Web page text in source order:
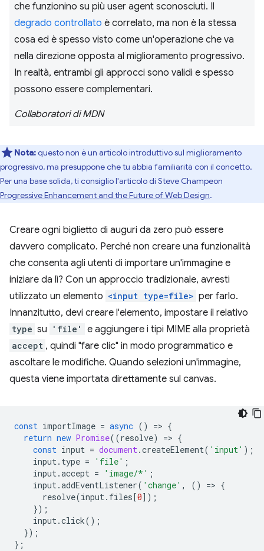
che funzionino su più user agent sconosciuti. Il
degrado controllato è correlato, ma non è la stessa
cosa ed è spesso visto come un'operazione che va
nella direzione opposta al miglioramento progressivo.
In realtà, entrambi gli approcci sono validi e spesso
possono essere complementari.
Collaboratori di MDN
Nota:questo non è un articolo introduttivo sul miglioramento
progressivo, ma presuppone che tu abbia familiarità con il concetto.
Per una base solida, ti consiglio l'articolo di Steve Champeon
Progressive Enhancement and the Future of Web Design.
Creare ogni biglietto di auguri da zero può essere
davvero complicato. Perché non creare una funzionalità
che consenta agli utenti di importare un'immagine e
iniziare da lì? Con un approccio tradizionale, avresti
utilizzato un elemento <input type=file> per farlo.
Innanzitutto, devi creare l'elemento, impostare il relativo
type su 'file' e aggiungere i tipi MIME alla proprietà
accept , quindi "fare clic" in modo programmatico e
ascoltare le modifiche. Quando selezioni un'immagine,
questa viene importata direttamente sul canvas.
const importImage = async () => {
return new Promise((resolve) => {
const input = document.createElement( 'input' );
input. type = 'file' ;
input.accept = 'image/*' ;
input.addEventListener( 'change' , () => {
resolve(input. files[0]);
});
input.click();
});
};